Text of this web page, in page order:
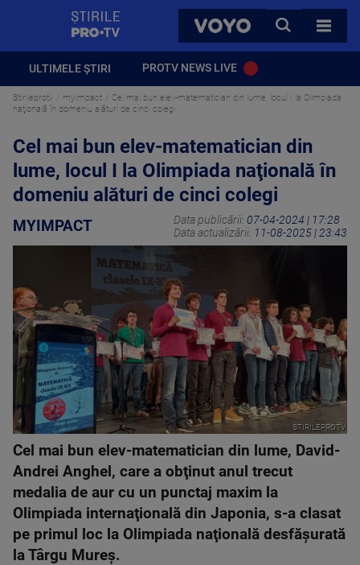
VOYO
CAUTA
TOATE
ULTIMELE ȘTIRI PROTV NEWS LIVE
Stirileprotv myImpact
Cel mai bun elev-matematician din lume, locul I la Olimpiada
naţională în domeniu alături de cinci colegi
Cel mai bun elev-matematician din
lume, locul I la Olimpiada naţională în
domeniu alături de cinci colegi
MYIMPACT Data publicării: 07-04-2024 | 17:28
Data actualizării: 11-08-2025 | 23:43
STIRILEPROTV
Cel mai bun elev-matematician din lume, David-
Andrei Anghel, care a obţinut anul trecut
medalia de aur cu un punctaj maxim la
Olimpiada internaţională din Japonia, s-a clasat
pe primul loc la Olimpiada naţională desfăşurată
la Târgu Mureş.